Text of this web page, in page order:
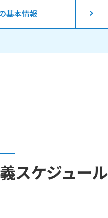
基本情報
スケジュール